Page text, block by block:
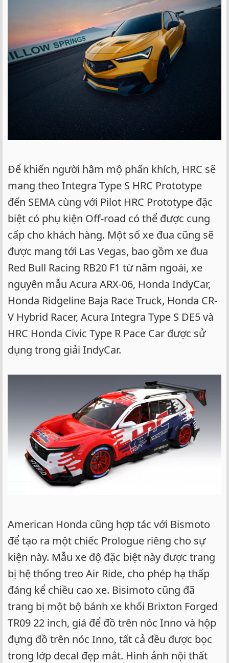
Để khiến người hâm mộ phấn khích, HRC sẽ
mang theo Integra Type S HRC Prototype
đến SEMA cùng với Pilot HRC Prototype đặc
biệt có phụ kiện Off-road có thể được cung
cấp cho khách hàng. Một số xe đua cũng sẽ
được mang tới Las Vegas, bao gồm xe đua
Red Bull Racing RB20 F1 từ năm ngoái, xe
nguyên mẫu Acura ARX-06, Honda IndyCar,
Honda Ridgeline Baja Race Truck, Honda CR-
V Hybrid Racer, Acura Integra Type S DE5 và
HRC Honda Civic Type R Pace Car được sử
dụng trong giải IndyCar.
American Honda cũng hợp tác với Bismoto
để tạo ra một chiếc Prologue riêng cho sự
kiện này. Mẫu xe độ đặc biệt này được trang
bị hệ thống treo Air Ride, cho phép hạ thấp
đáng kể chiều cao xe. Bisimoto cũng đã
trang bị một bộ bánh xe khối Brixton Forged
TR09 22 inch, giá để đồ trên nóc Inno và hộp
đựng đồ trên nóc Inno, tất cả đều được bọc
trong lớp decal đẹp mắt. Hình ảnh nội thất